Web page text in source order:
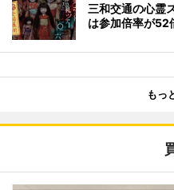
三和交通の心霊
は参加倍率が52
もっ